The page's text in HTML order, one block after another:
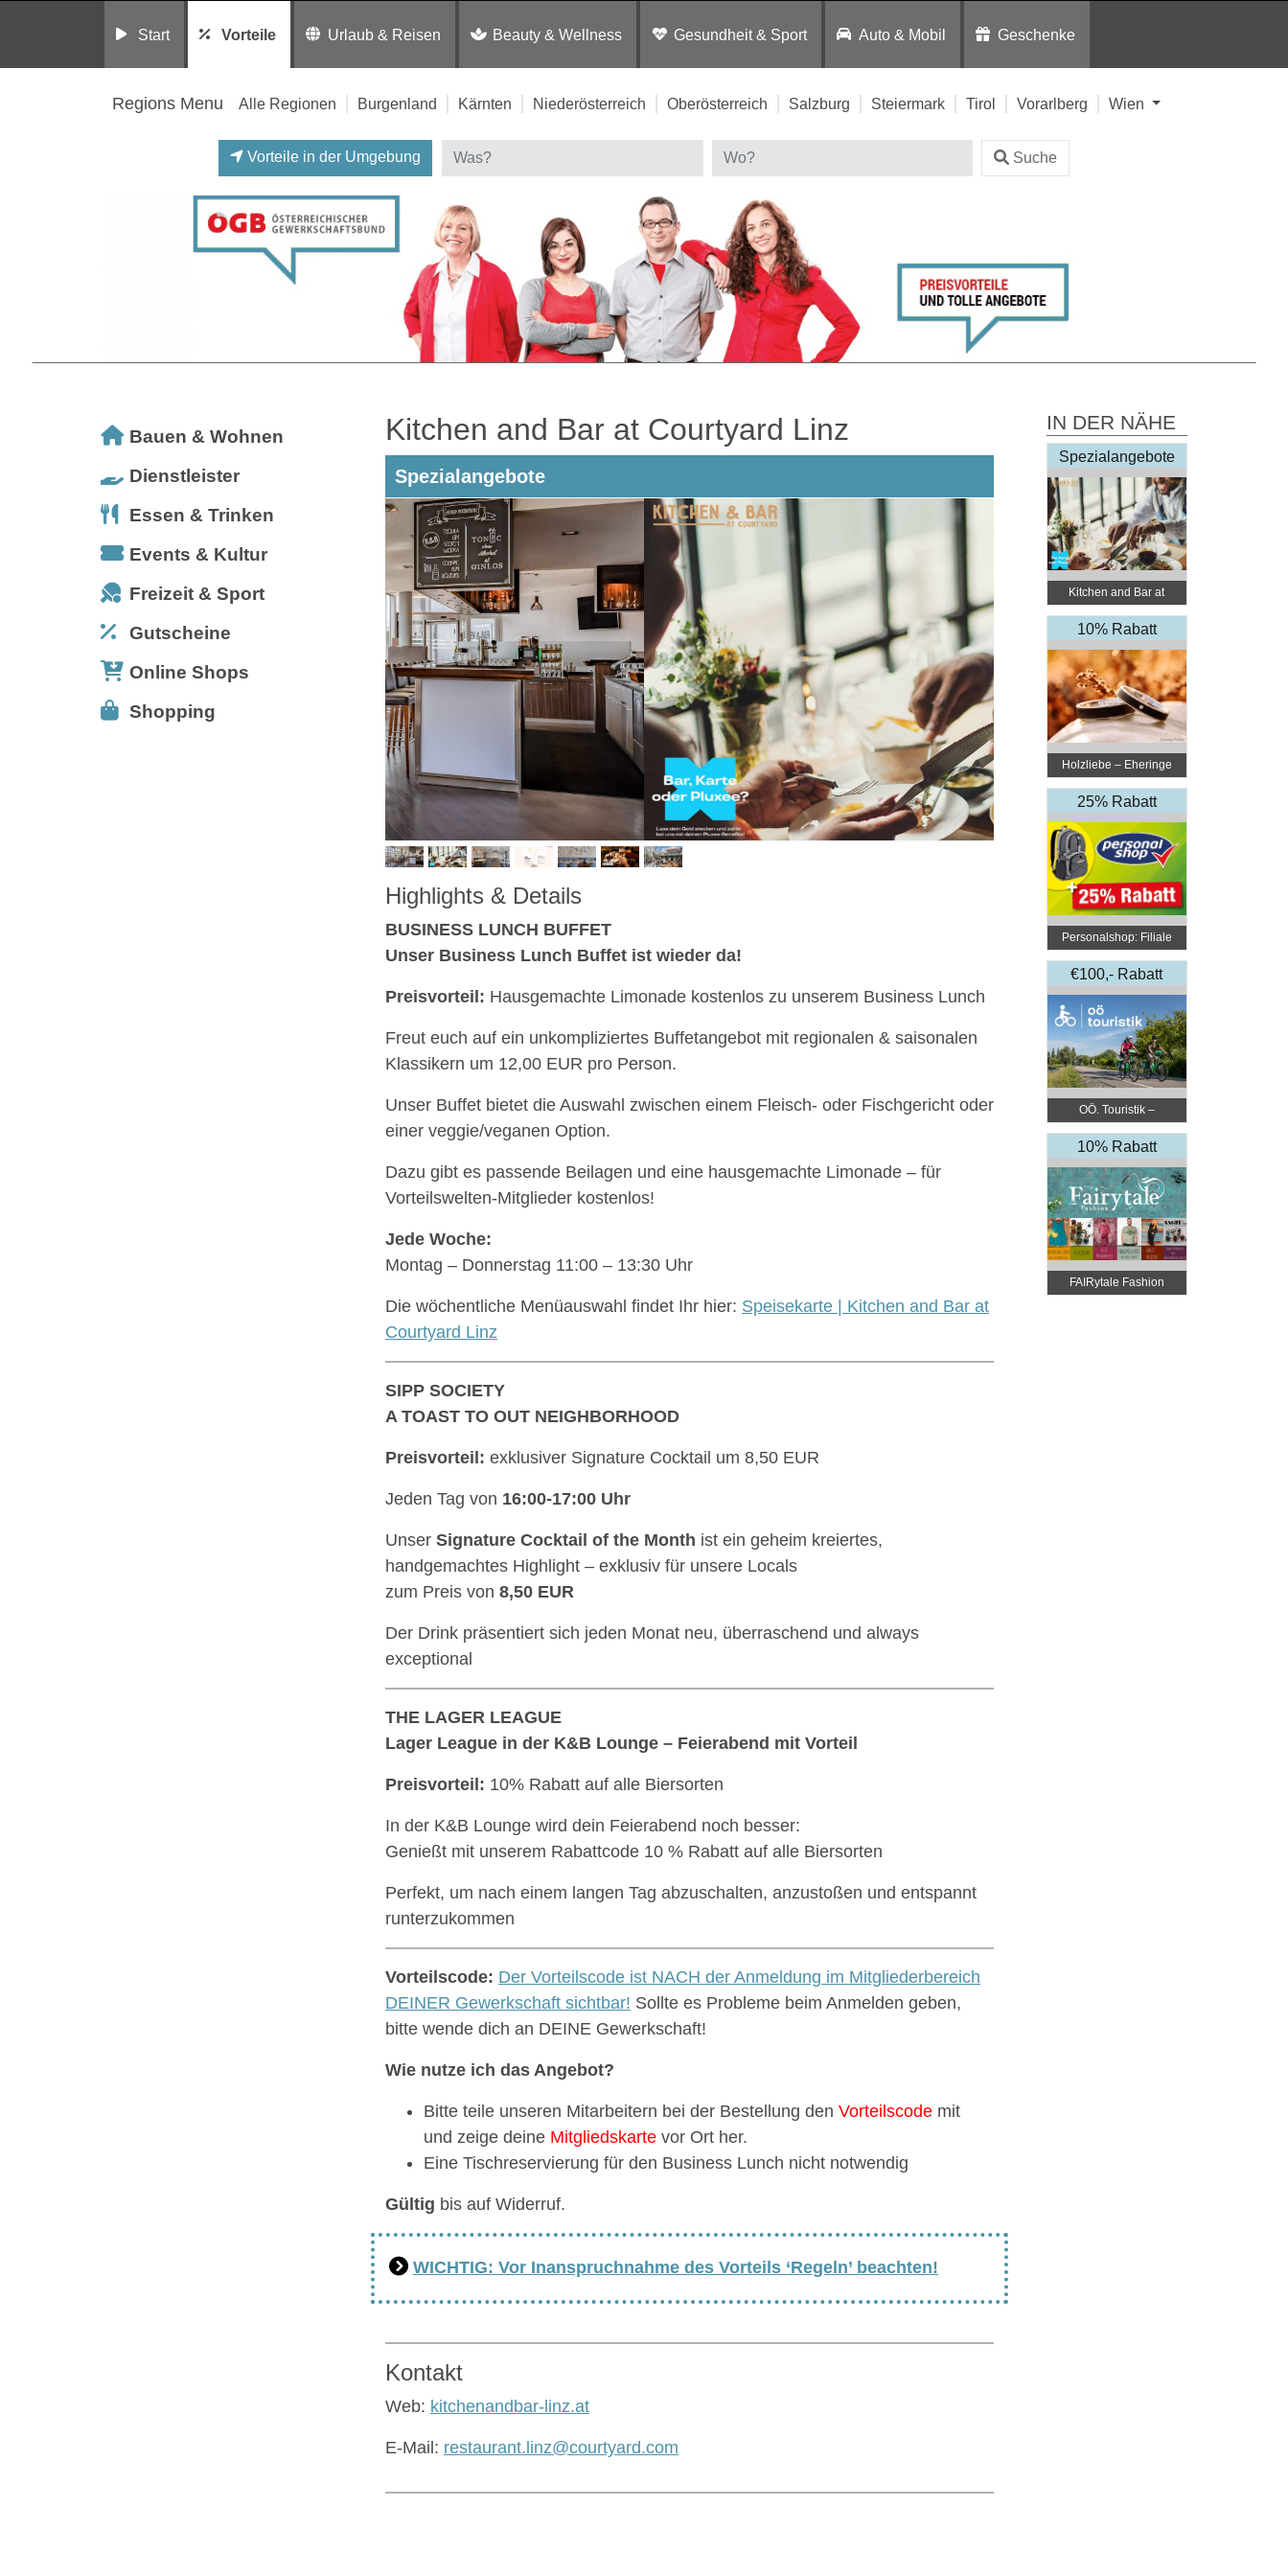
Start Vorteile Urlaub & Reisen Beauty & Wellness Gesundheit & Sport Auto & Mobil Geschenke
Regions Menu Alle Regionen Burgenland Kärnten Niederösterreich Oberösterreich Salzburg Steiermark Tirol Vorarlberg Wien
Vorteile in der Umgebung Suche
Bauen & Wohnen
Dienstleister
Essen & Trinken
Events & Kultur
Freizeit & Sport
Gutscheine
Online Shops
Shopping
Kitchen and Bar at Courtyard Linz
Spezialangebote
Highlights & Details
BUSINESS LUNCH BUFFET
Unser Business Lunch Buffet ist wieder da!
Preisvorteil: Hausgemachte Limonade kostenlos zu unserem Business Lunch
Freut euch auf ein unkompliziertes Buffetangebot mit regionalen & saisonalen
Klassikern um 12,00 EUR pro Person.
Unser Buffet bietet die Auswahl zwischen einem Fleisch- oder Fischgericht oder
einer veggie/veganen Option.
Dazu gibt es passende Beilagen und eine hausgemachte Limonade – für
Vorteilswelten-Mitglieder kostenlos!
Jede Woche:
Montag – Donnerstag 11:00 – 13:30 Uhr
Die wöchentliche Menüauswahl findet Ihr hier: Speisekarte | Kitchen and Bar at
Courtyard Linz
SIPP SOCIETY
A TOAST TO OUT NEIGHBORHOOD
Preisvorteil: exklusiver Signature Cocktail um 8,50 EUR
Jeden Tag von 16:00-17:00 Uhr
Unser Signature Cocktail of the Month ist ein geheim kreiertes,
handgemachtes Highlight – exklusiv für unsere Locals
zum Preis von 8,50 EUR
Der Drink präsentiert sich jeden Monat neu, überraschend und always
exceptional
THE LAGER LEAGUE
Lager League in der K&B Lounge – Feierabend mit Vorteil
Preisvorteil: 10% Rabatt auf alle Biersorten
In der K&B Lounge wird dein Feierabend noch besser:
Genießt mit unserem Rabattcode 10 % Rabatt auf alle Biersorten
Perfekt, um nach einem langen Tag abzuschalten, anzustoßen und entspannt
runterzukommen
Vorteilscode: Der Vorteilscode ist NACH der Anmeldung im Mitgliederbereich
DEINER Gewerkschaft sichtbar! Sollte es Probleme beim Anmelden geben,
bitte wende dich an DEINE Gewerkschaft!
Wie nutze ich das Angebot?
Bitte teile unseren Mitarbeitern bei der Bestellung den Vorteilscode mit
und zeige deine Mitgliedskarte vor Ort her.
Eine Tischreservierung für den Business Lunch nicht notwendig
Gültig bis auf Widerruf.
WICHTIG: Vor Inanspruchnahme des Vorteils ‘Regeln’ beachten!
Kontakt
Web: kitchenandbar-linz.at
E-Mail: restaurant.linz@courtyard.com
IN DER NÄHE
Spezialangebote
Kitchen and Bar at
Courtyard Linz
10% Rabatt
Holzliebe – Eheringe
aus Holz
25% Rabatt
Personalshop: Filiale
Linz
€100,- Rabatt
OÖ. Touristik –
Radurlaub
10% Rabatt
FAIRytale Fashion